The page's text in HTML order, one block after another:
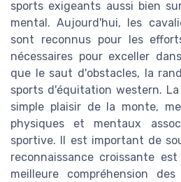
sports exigeants aussi bien
mental. Aujourd'hui, les
sont reconnus pour les
nécessaires pour exceller
que le saut d'obstacles, la
sports d'équitation western.
simple plaisir de la monte,
physiques et mentaux
sportive. Il est important de
reconnaissance croissante
meilleure compréhension